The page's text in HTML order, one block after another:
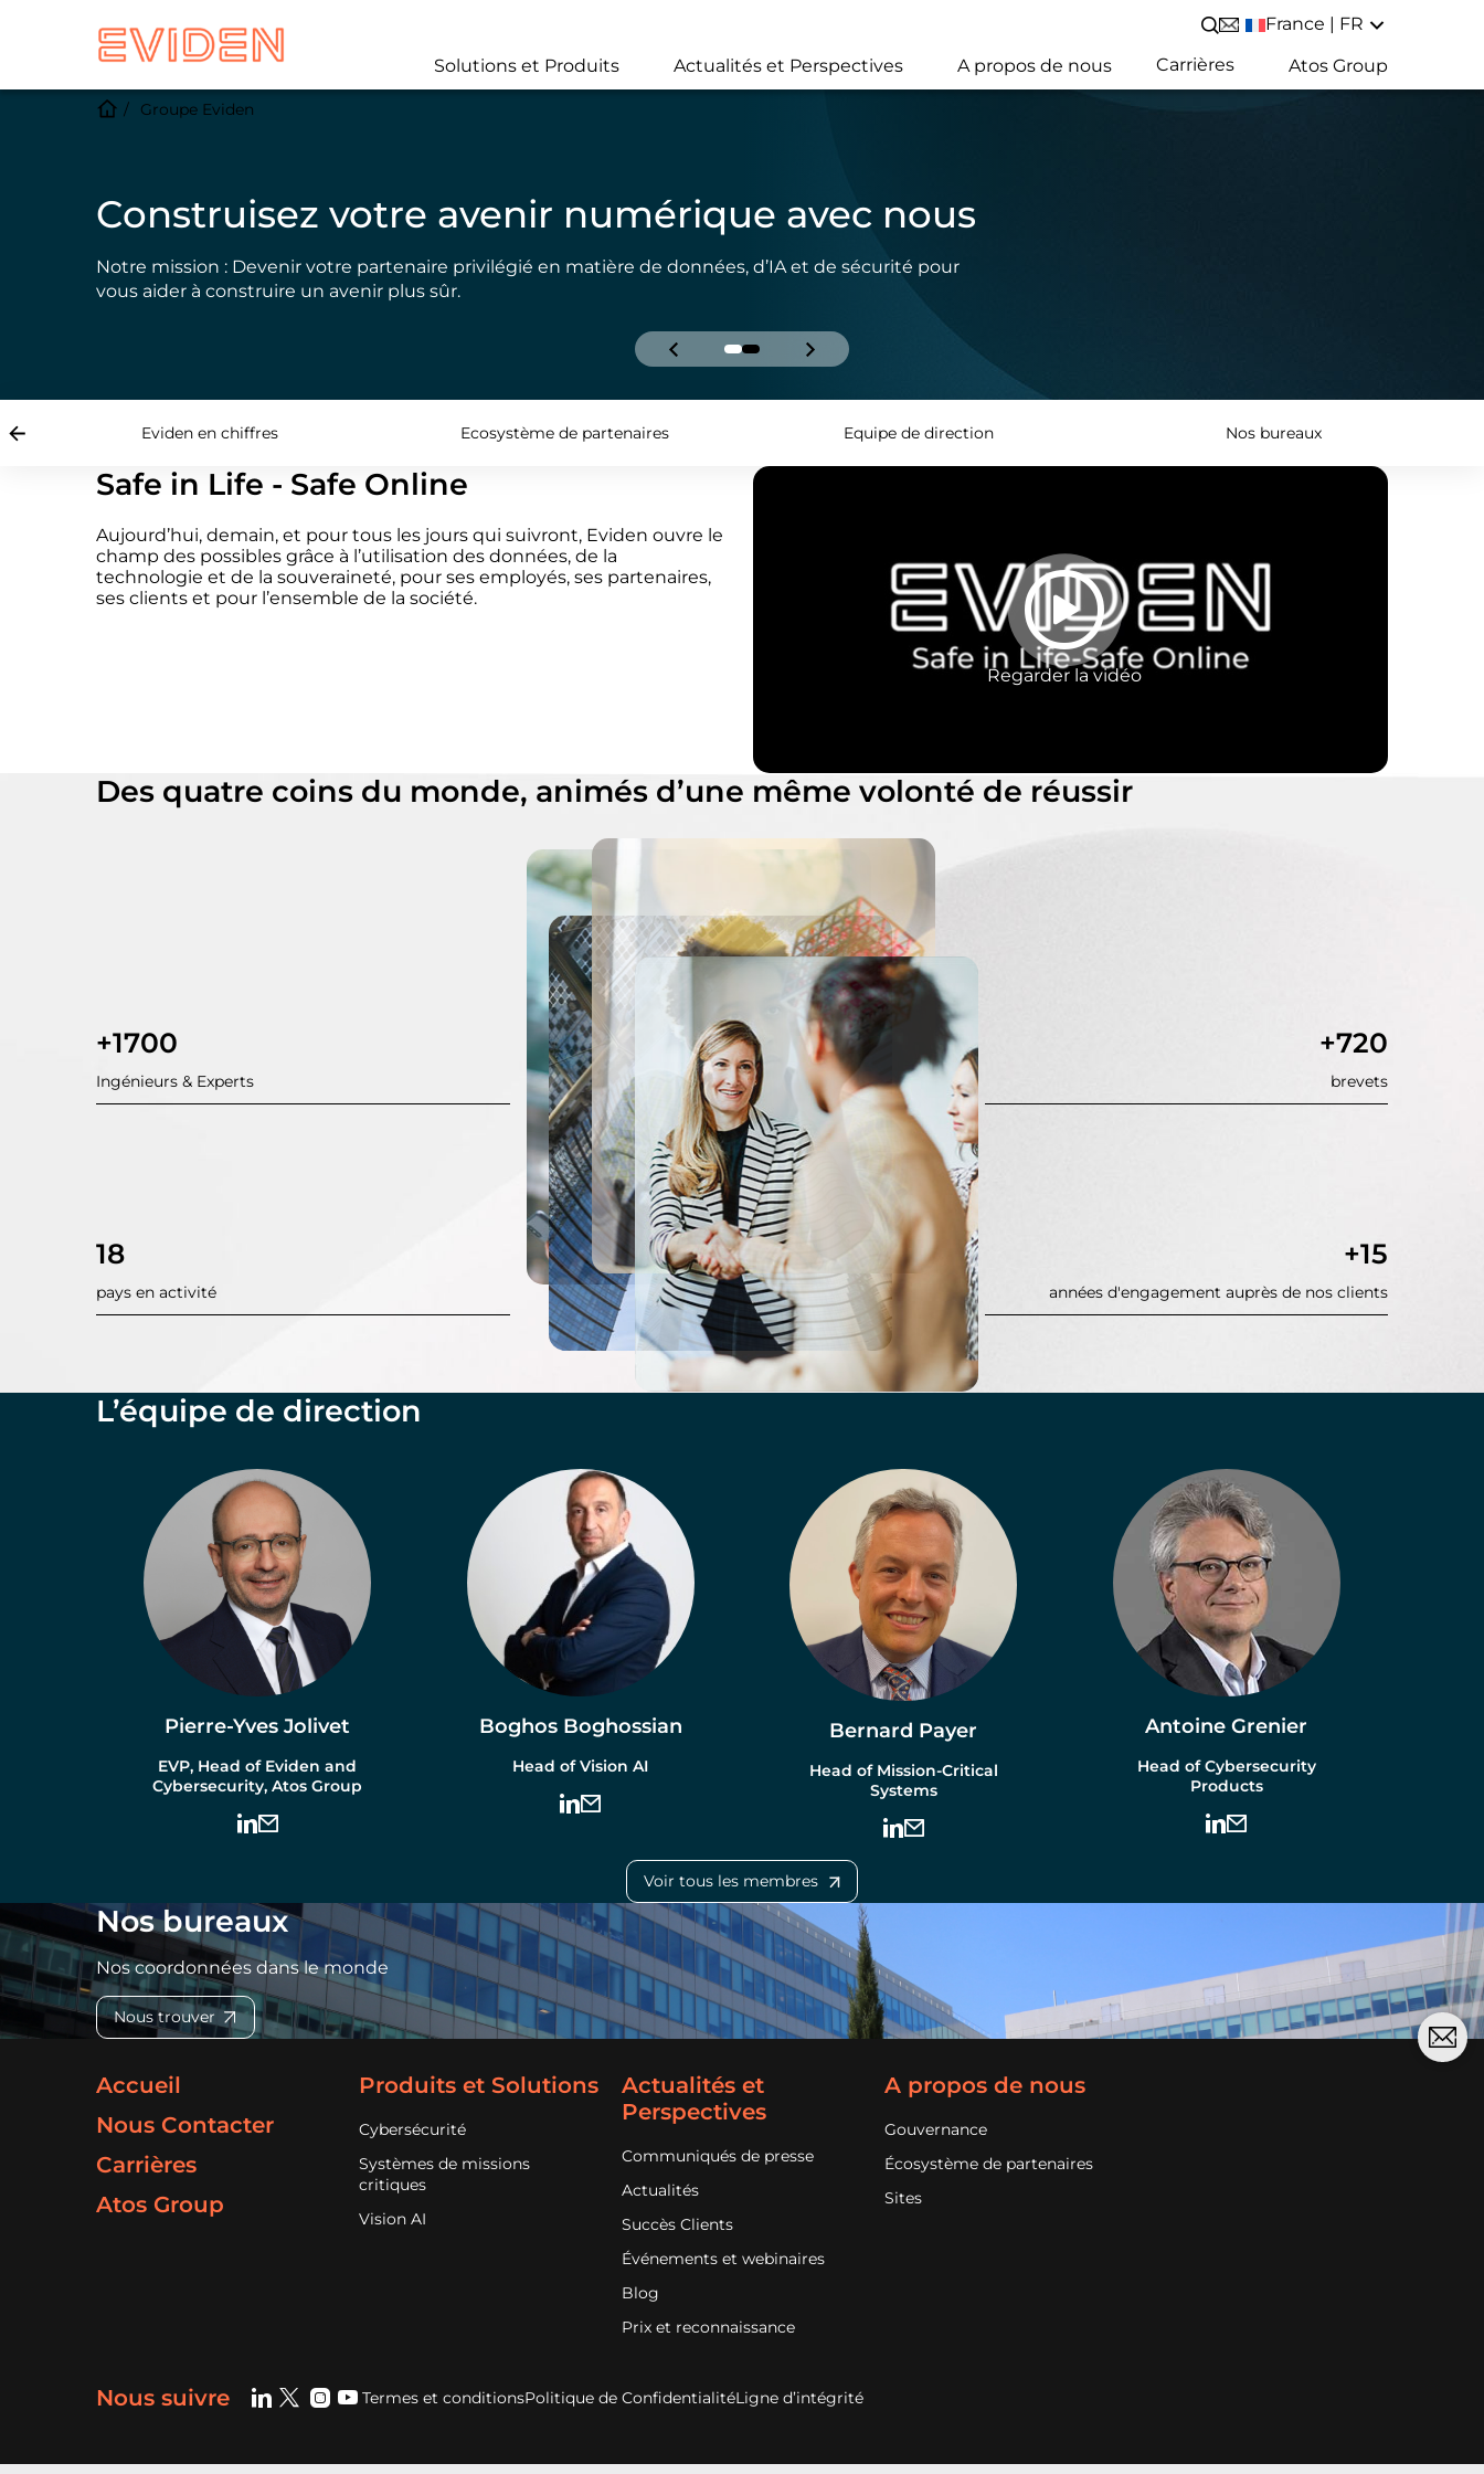
main
content
Lancer/Fermer une recherche
France | FR
Solutions et Produits Actualités et Perspectives A propos de nous Carrières Atos Group
Groupe Eviden
Les défis actuels sont autant de possibilités
infinies
Les défis les plus urgents et complexes du monde nécessitent des solutions qui restent encore à
Eviden en chiffres Ecosystème de partenaires Equipe de direction Nos bureaux
Safe in Life - Safe Online
Aujourd’hui, demain, et pour tous les jours qui suivront, Eviden ouvre le
champ des possibles grâce à l’utilisation des données, de la
technologie et de la souveraineté, pour ses employés, ses partenaires,
ses clients et pour l’ensemble de la société.
Regarder la vidéo
Des quatre coins du monde, animés d’une même volonté de réussir
+1700
Ingénieurs & Experts
18
pays en activité
+720
brevets
+15
années d'engagement auprès de nos clients
L’équipe de direction
Pierre-Yves Jolivet
EVP, Head of Eviden and
Cybersecurity, Atos Group
Boghos Boghossian
Head of Vision AI
Bernard Payer
Head of Mission-Critical
Systems
Antoine Grenier
Head of Cybersecurity
Products
Voir tous les membres
Nos bureaux
Nos coordonnées dans le monde
Nous trouver
Accueil
Nous Contacter
Carrières
Atos Group
Produits et Solutions
Cybersécurité
Systèmes de missions
critiques
Vision AI
Actualités et
Perspectives
Communiqués de presse
Actualités
Succès Clients
Événements et webinaires
Blog
Prix et reconnaissance
A propos de nous
Gouvernance
Écosystème de partenaires
Sites
Nous suivre Termes et conditionsPolitique de ConfidentialitéLigne d’intégrité